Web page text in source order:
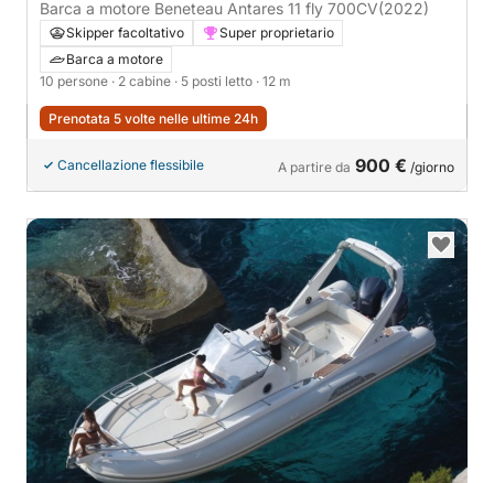
Barca a motore Beneteau Antares 11 fly 700CV(2022)
Skipper facoltativo
Super proprietario
Barca a motore
10 persone · 2 cabine · 5 posti letto · 12 m
Prenotata 5 volte nelle ultime 24h
Cancellazione flessibile A partire da 900 € /giorno